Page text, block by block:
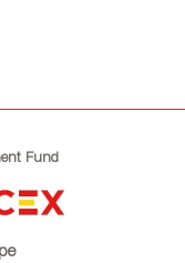
Fund